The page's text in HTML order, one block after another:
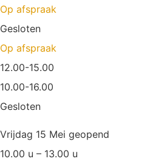
Op afspraak
Gesloten
Op afspraak
12.00-15.00
10.00-16.00
Gesloten
Vrijdag 15 Mei geopend
10.00 u – 13.00 u